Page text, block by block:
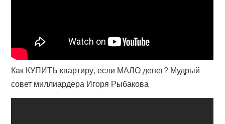
Как КУПИТЬ квартиру, если МАЛО денег? Мудрый
совет миллиардера Игоря Рыбакова